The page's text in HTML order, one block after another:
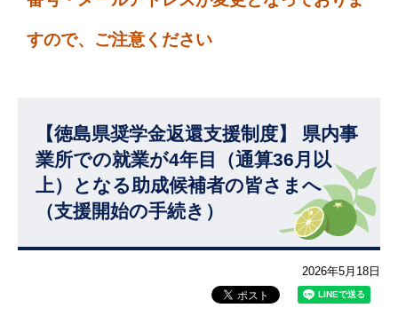
すので、ご注意ください
【徳島県奨学金返還支援制度】 県内事
業所での就業が4年目（通算36月以
上）となる助成候補者の皆さまへ
（支援開始の手続き）
2026年5月18日